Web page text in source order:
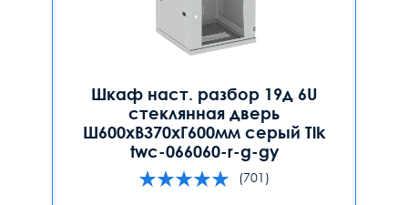
Шкаф наст. разбор 19д 6U
стеклянная дверь
Ш600хВ370хГ600мм серый Tlk
twc-066060-r-g-gy
(701)